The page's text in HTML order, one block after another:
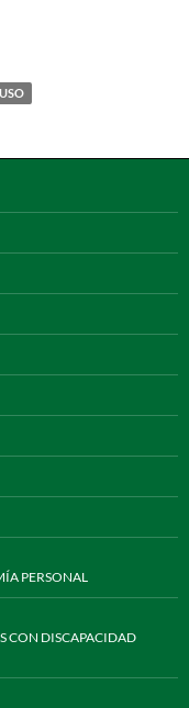
digitales
USO
PERSONAL
CON DISCAPACIDAD